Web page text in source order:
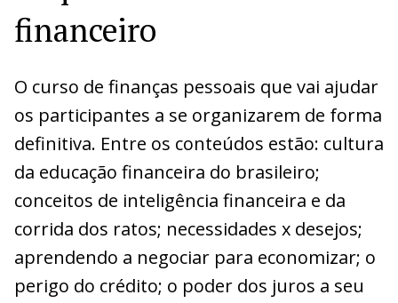
financeiro
O curso de finanças pessoais que vai ajudar
os participantes a se organizarem de forma
definitiva. Entre os conteúdos estão: cultura
da educação financeira do brasileiro;
conceitos de inteligência financeira e da
corrida dos ratos; necessidades x desejos;
aprendendo a negociar para economizar; o
perigo do crédito; o poder dos juros a seu